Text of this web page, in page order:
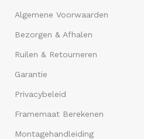
Algemene Voorwaarden
Bezorgen & Afhalen
Ruilen & Retourneren
Garantie
Privacybeleid
Framemaat Berekenen
Montagehandleiding